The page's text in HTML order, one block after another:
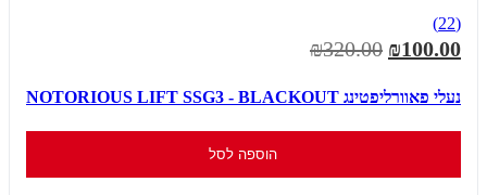
(22)
₪100.00
₪320.00
נעלי פאוורליפטינג NOTORIOUS LIFT SSG3 - BLACKOUT
הוספה לסל